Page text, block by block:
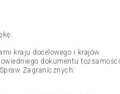
kraju docelowego i krajów
dokumentu tożsamości
Zagranicznych: